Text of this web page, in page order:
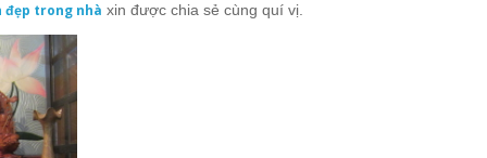
trong nhà xin được chia sẻ cùng quí vị.